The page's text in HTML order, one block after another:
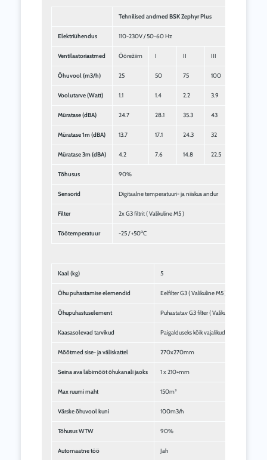
Tehnilised andmed BSK Zephyr Plus
Elektriühendus 110-230V / 50-60 Hz
Ventilaatoriastmed Öörežiim I II III
Õhuvool (m3/h) 25 50 75 100
Voolutarve (Watt) 1.1 1.4 2.2 3.9
Müratase (dBA) 24.7 28.1 35.3 43
Müratase 1m (dBA) 13.7 17.1 24.3 32
Müratase 3m (dBA) 4.2 7.6 14.8 22.5
Tõhusus 90%
Sensorid Digitaalne temperatuuri- ja niiskus andur
Filter 2x G3 filtrit ( Valikuline M5 )
Töötemperatuur -25 / +50oC
Kaal (kg) 5
Õhu puhastamise elemendid Eelfilter G3 ( Valikuline M5 )
Õhupuhastuselement Puhastatav G3 filter ( Valikuline M5 )
Kaasasolevad tarvikud Paigalduseks kõik vajalikud asjad komplektis
Mõõtmed sise- ja väliskattel 270x270mm
Seina ava läbimõõt õhukanali jaoks 1 x 210+mm
Max ruumi maht 150m³
Värske õhuvool kuni 100m3/h
Tõhusus WTW 90%
Automaatne töö Jah